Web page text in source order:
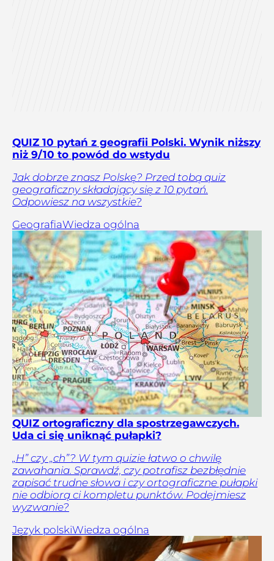
QUIZ 10 pytań z geografii Polski. Wynik niższy
niż 9/10 to powód do wstydu
Jak dobrze znasz Polskę? Przed tobą quiz
geograficzny składający się z 10 pytań.
Odpowiesz na wszystkie?
GeografiaWiedza ogólna
QUIZ ortograficzny dla spostrzegawczych.
Uda ci się uniknąć pułapki?
„H” czy „ch”? W tym quizie łatwo o chwilę
zawahania. Sprawdź, czy potrafisz bezbłędnie
zapisać trudne słowa i czy ortograficzne pułapki
nie odbiorą ci kompletu punktów. Podejmiesz
wyzwanie?
Język polskiWiedza ogólna